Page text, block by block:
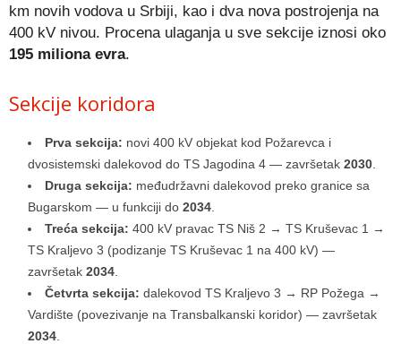
km novih vodova u Srbiji, kao i dva nova postrojenja na
400 kV nivou. Procena ulaganja u sve sekcije iznosi oko
195 miliona evra.
Sekcije koridora
Prva sekcija: novi 400 kV objekat kod Požarevca i
dvosistemski dalekovod do TS Jagodina 4 — završetak 2030
Druga sekcija: međudržavni dalekovod preko granice sa
Bugarskom — u funkciji do 2034
Treća sekcija: 400 kV pravac TS Niš 2 → TS Kruševac 1 →
TS Kraljevo 3 (podizanje TS Kruševac 1 na 400 kV) —
završetak 2034
Četvrta sekcija: dalekovod TS Kraljevo 3 → RP Požega →
Vardište (povezivanje na Transbalkanski koridor) — završetak
2034